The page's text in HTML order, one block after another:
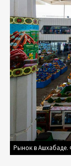
Рынок в Ашхабаде.